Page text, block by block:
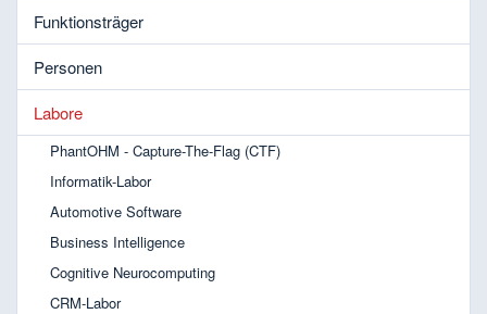
Funktionsträger
Personen
Labore
PhantOHM - Capture-The-Flag (CTF)
Informatik-Labor
Automotive Software
Business Intelligence
Cognitive Neurocomputing
CRM-Labor